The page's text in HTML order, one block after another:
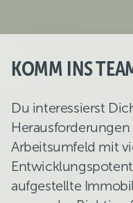
KOMM INS
Du interessierst
Arbeitsumfeld mit
aufgestellte